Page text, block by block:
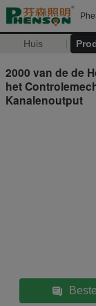
Huis
2000 van de de
het
Kanalenoutput